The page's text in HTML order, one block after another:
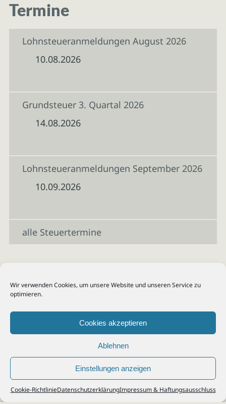
Wir verwenden Cookies, um unsere Website und unseren Service zu
optimieren.
Cookies akzeptieren
Ablehnen
Einstellungen anzeigen
Cookie-RichtlinieDatenschutzerklärungImpressum & Haftungsausschluss
Termine
Lohnsteueranmeldungen August 2026
10.08.2026
Grundsteuer 3. Quartal 2026
14.08.2026
Lohnsteueranmeldungen September 2026
10.09.2026
alle Steuertermine
© 2026Steuerberater Kempf, Köln - Steuerberatung Poll, Porz, Deutz, Mülheim,